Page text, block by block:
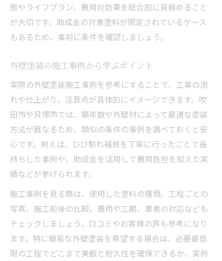
態やライフプラン、費用対効果を総合的に見極めること
が大切です。助成金の対象塗料が限定されているケース
もあるため、事前に条件を確認しましょう。
外壁塗装の施工事例から学ぶポイント
実際の外壁塗装施工事例を参考にすることで、工事の流
れや仕上がり、注意点が具体的にイメージできます。吹
田市や貝塚市では、築年数や外壁材によって最適な塗装
方法が異なるため、類似の条件の事例を調べておくと安
心です。例えば、ひび割れ補修を丁寧に行ったことで長
持ちした事例や、助成金を活用して費用負担を抑えた実
績などが挙げられます。
施工事例を見る際は、使用した塗料の種類、工程ごとの
写真、施工前後の比較、費用や工期、業者の対応なども
チェックしましょう。口コミやお客様の声も参考になり
ます。特に簡易な外壁塗装を希望する場合は、必要最低
限の工程でどこまで美観と耐久性を確保できるか、実例